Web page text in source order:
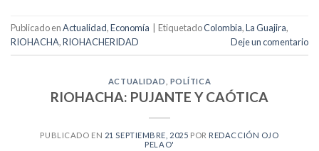
Publicado enActualidad,Economía EtiquetadoColombia,La Guajira,
RIOHACHA,RIOHACHERIDAD Deje un comentario
ACTUALIDAD POLÍTICA
RIOHACHA: PUJANTE Y CAÓTICA
PUBLICADO EN 21 SEPTIEMBRE, 2025 POR REDACCIÓN OJO
PELAO'